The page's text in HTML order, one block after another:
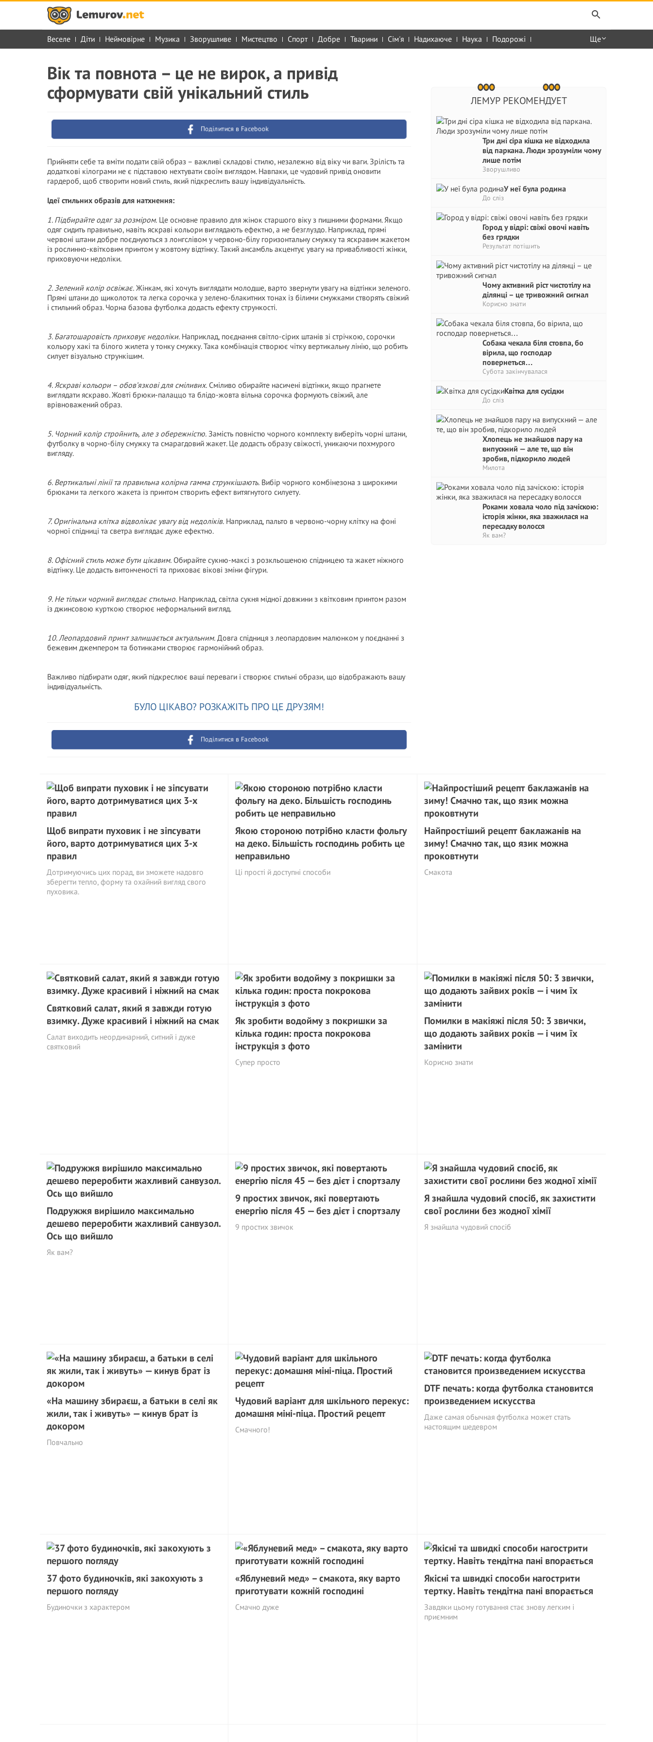
Веселе Діти Неймовірне Музика Зворушливе Мистецтво Спорт Добре Тварини Сім'я Надихаюче Наука Подорожі Ще
ЛЕМУР РЕКОМЕНДУЕТ
Три дні сіра кішка не відходила
від паркана. Люди зрозуміли чому
лише потім
Зворушливо
У неї була родина
До сліз
Город у відрі: свіжі овочі навіть
без грядки
Результат потішить
Чому активний ріст чистотілу на
ділянці – це тривожний сигнaл
Корисно знати
Собака чекала біля стовпа, бо
вірила, що господар
повернеться…
Субота закінчувалася
Квітка для сусідки
До сліз
Хлопець не знайшов пару на
випускний — але те, що він
зробив, підкорило людей
Милота
Роками ховала чоло під зачіскою:
історія жінки, яка зважилася на
пepeсадкy волосся
Як вам?
Вік та повнота – це не вирок, а привід
сформувати свій унікальний стиль
Поділитися в Facebook
Прийняти себе та вміти подати свій образ – важливі складові стилю, незалежно від віку чи ваги. Зрілість та
додаткові кілограми не є підставою нехтувати своїм виглядом. Навпаки, це чудовий привід оновити
гардероб, щоб створити новий стиль, який підкреслить вашу індивідуальність.
Ідеї стильних образів для натхнення:
1. Підбирайте одяг за розміром. Це основне правило для жінок старшого віку з пишними формами. Якщо
одяг сидить правильно, навіть яскраві кольори виглядають ефектно, а не безглуздо. Наприклад, прямі
червоні штани добре поєднуються з лонгслівом у червоно-білу горизонтальну смужку та яскравим жакетом
із рослинно-квітковим принтом у жовтому відтінку. Такий ансамбль акцентує увагу на привабливості жінки,
приховуючи недоліки.
2. Зелений колір освіжає. Жінкам, які хочуть виглядати молодше, варто звернути увагу на відтінки зеленого.
Прямі штани до щиколоток та легка сорочка у зелено-блакитних тонах із білими смужками створять свіжий
і стильний образ. Чорна базова футболка додасть ефекту стрункості.
3. Багатошаровість приховує недоліки. Наприклад, поєднання світло-сірих штанів зі стрічкою, сорочки
кольору хакі та білого жилета у тонку смужку. Така комбінація створює чітку вертикальну лінію, що робить
силует візуально стрункішим.
4. Яскраві кольори – обов’язкові для сміливих. Сміливо обирайте насичені відтінки, якщо прагнете
виглядати яскраво. Жовті брюки-палаццо та блідо-жовта вільна сорочка формують свіжий, але
врівноважений образ.
5. Чорний колір стройнить, але з обережністю. Замість повністю чорного комплекту виберіть чорні штани,
футболку в чорно-білу смужку та смарагдовий жакет. Це додасть образу свіжості, уникаючи похмурого
вигляду.
6. Вертикальні лінії та правильна колірна гамма стрункішають. Вибір чорного комбінезона з широкими
брюками та легкого жакета із принтом створить ефект витягнутого силуету.
7. Оригінальна клітка відволікає увагу від недоліків. Наприклад, пальто в червоно-чорну клітку на фоні
чорної спідниці та светра виглядає дуже ефектно.
8. Офісний стиль може бути цікавим. Обирайте сукню-максі з розкльошеною спідницею та жакет ніжного
відтінку. Це додасть витонченості та приховає вікові зміни фігури.
9. Не тільки чорний виглядає стильно. Наприклад, світла сукня мідної довжини з квітковим принтом разом
із джинсовою курткою створює неформальний вигляд.
10. Леопардовий принт залишається актуальним. Довга спідниця з леопардовим малюнком у поєднанні з
бежевим джемпером та ботинками створює гармонійний образ.
Важливо підбирати одяг, який підкреслює ваші переваги і створює стильні образи, що відображають вашу
індивідуальність.
БУЛО ЦІКАВО? РОЗКАЖІТЬ ПРО ЦЕ ДРУЗЯМ!
Поділитися в Facebook
Щоб випрати пуховик і не зіпсувати
його, варто дотримуватися цих 3-х
правил
Дотримуючись цих порад, ви зможете надовго
зберегти тепло, форму та охайний вигляд свого
пуховика.
Якою стороною потрібно класти фольгу
на деко. Більшість господинь робить це
неправильно
Ці прості й доступні способи
Найпростіший рецепт баклажанів на
зиму! Смачно так, що язик можна
проковтнути
Смакота
Святковий салат, який я завжди готую
взимку. Дуже красивий і ніжний на смак
Салат виходить неординарний, ситний і дуже
святковий
Як зробити водойму з покришки за
кілька годин: проста покрокова
інструкція з фото
Супер просто
Помилки в макіяжі після 50: 3 звички,
що додають зайвих років — і чим їх
замінити
Корисно знати
Подружжя вирішило максимально
дешево переробити жахливий санвузол.
Ось що вийшло
Як вам?
9 простих звичок, які повертають
енергію після 45 — без дієт і спортзалу
9 простих звичок
Я знайшла чудовий спосіб, як захистити
свої рослини без жодної хімії
Я знайшла чудовий спосіб
«На машину збираєш, а батьки в селі як
жили, так і живуть» — кинув брат із
докором
Повчально
Чудовий варіант для шкільного перекус:
домашня міні-піца. Простий рецепт
Смачного!
DTF печать: когда футболка становится
произведением искусства
Даже самая обычная футболка может стать
настоящим шедевром
37 фото будиночків, які закохують з
першого погляду
Будиночки з характером
«Яблуневий мед» – смакота, яку варто
приготувати кожній господині
Смачно дуже
Якісні та швидкі способи нагострити
тертку. Навіть тендітна пані впорається
Завдяки цьому готування стає знову легким і
приємним